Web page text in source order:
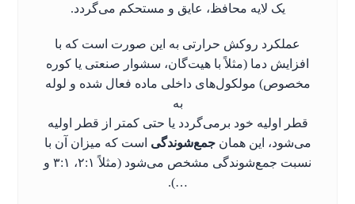
یک لایه محافظ، عایق و مستحکم می‌گردد.
عملکرد روکش حرارتی به این صورت است که با
افزایش دما (مثلاً با هیت‌گان، سشوار صنعتی یا کوره
مخصوص) مولکول‌های داخلی ماده فعال شده و لوله
به
قطر اولیه خود برمی‌گردد یا حتی کمتر از قطر اولیه
می‌شود، این همانجمع‌شوندگی است که میزان آن با
نسبت جمع‌شوندگی مشخص می‌شود (مثلاً ۲:۱، ۳:۱ و
…).